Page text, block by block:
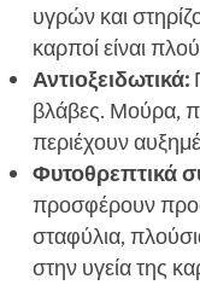
υγρών και
καρποί είναι
Αντιοξειδωτικά:
βλάβες. Μούρα,
περιέχουν
Φυτοθρεπτικά
προσφέρουν
σταφύλια,
στην υγεία της